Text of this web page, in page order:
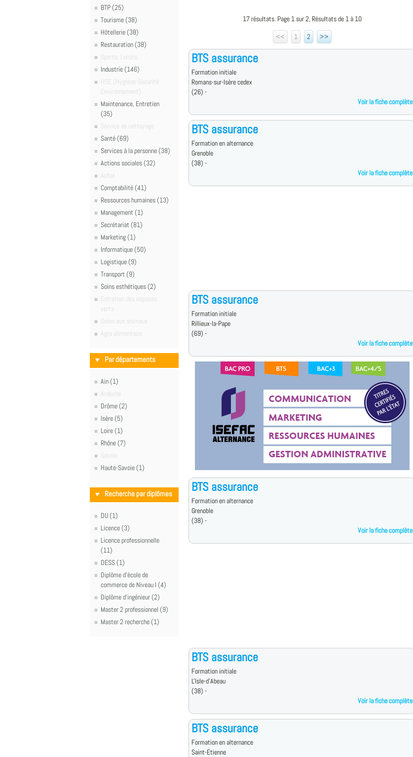
BTP (25)
Tourisme (38)
Hôtellerie (38)
Restauration (38)
Sports, Loisirs
Industrie (146)
HSE (Hygiène-Sécurité-
Environnement)
Maintenance, Entretien
(35)
Service de nettoyage
Santé (69)
Services à la personne (38)
Actions sociales (32)
Achat
Comptabilité (41)
Ressources humaines (13)
Management (1)
Secrétariat (81)
Marketing (1)
Informatique (50)
Logistique (9)
Transport (9)
Soins esthétiques (2)
Entretien des espaces
verts
Soins aux animaux
Agro alimentaire
Par départements
Ain (1)
Ardèche
Drôme (2)
Isère (5)
Loire (1)
Rhône (7)
Savoie
Haute-Savoie (1)
Recherche par diplômes
DU (1)
Licence (3)
Licence professionnelle
(11)
DESS (1)
Diplôme d'école de
commerce de Niveau I (4)
Diplôme d'ingénieur (2)
Master 2 professionnel (9)
Master 2 recherche (1)
17 résultats. Page 1 sur 2, Résultats de 1 à 10
<<
1 2 >>
BTS assurance
Formation initiale
Romans-sur-Isère cedex
(26) -
Voir la fiche complète
BTS assurance
Formation en alternance
Grenoble
(38) -
Voir la fiche complète
BTS assurance
Formation initiale
Rillieux-la-Pape
(69) -
Voir la fiche complète
BTS assurance
Formation en alternance
Grenoble
(38) -
Voir la fiche complète
BTS assurance
Formation initiale
L'Isle-d'Abeau
(38) -
Voir la fiche complète
BTS assurance
Formation en alternance
Saint-Etienne